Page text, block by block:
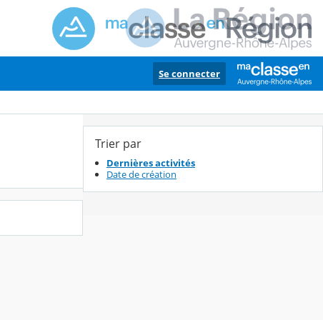
Se connecter
Trier par
Dernières activités
Date de création